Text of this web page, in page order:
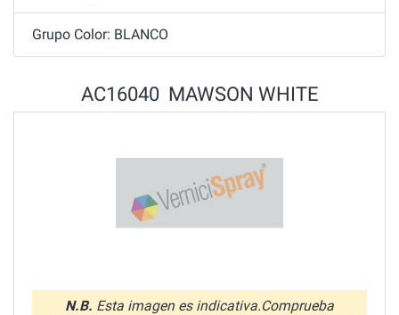
Grupo Color: BLANCO
AC16040 MAWSON WHITE
N.B. Esta imagen es indicativa.Comprueba